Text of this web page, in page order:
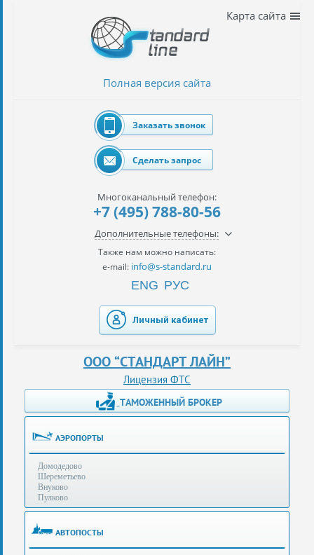
автомобилей
Получение
ЭЦП
за
сутки
услуги
Опыт
оформления
Полная версия сайта
Карта сайта
Заказать звонок
Сделать запрос
Многоканальный телефон:
+7 (495) 788-80-56
Дополнительные телефоны:
Также нам можно написать:
e-mail: info@s-standard.ru
ENG РУС
Личный кабинет
ООО “СТАНДАРТ ЛАЙН”
Лицензия ФТС
ТАМОЖЕННЫЙ БРОКЕР
АЭРОПОРТЫ
Домодедово
Шереметьево
Внуково
Пулково
АВТОПОСТЫ